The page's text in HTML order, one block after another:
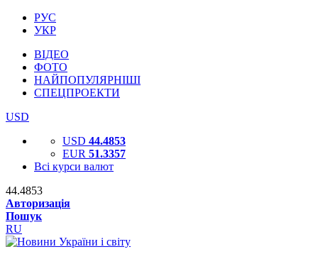
РУС
УКР
ВІДЕО
ФОТО
НАЙПОПУЛЯРНІШІ
СПЕЦПРОЕКТИ
USD
USD 44.4853
EUR 51.3357
Всі курси валют
44.4853
Авторизація
Пошук
RU